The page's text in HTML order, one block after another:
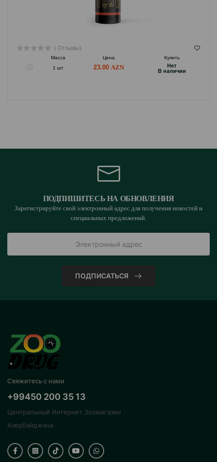
( Отзывы)
Масса Цена
Купить
1 шт
23.00
Hет
B наличии
ПОДПИШИТЕСЬ НА ОБНОВЛЕНИЯ
Зарегистрируйте свой электронный адрес для получения новостей и
специальных предложений.
ПОДПИСАТЬСЯ
Свяжитесь с нами
+99450 200 35 13
Центральный Интернет Зоомагазин
Азербайджана